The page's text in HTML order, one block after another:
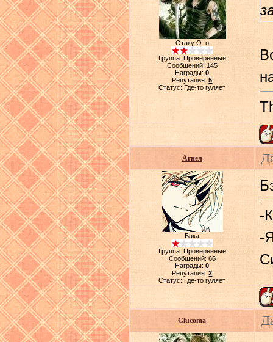
Отаку О_о
Группа: Проверенные
Сообщений: 145
Награды:0
Репутация:5
Статус:Где-то гуляет
Агнел
Бака
Группа: Проверенные
Сообщений: 66
Награды:0
Репутация:2
Статус:Где-то гуляет
-
-
Glucoma